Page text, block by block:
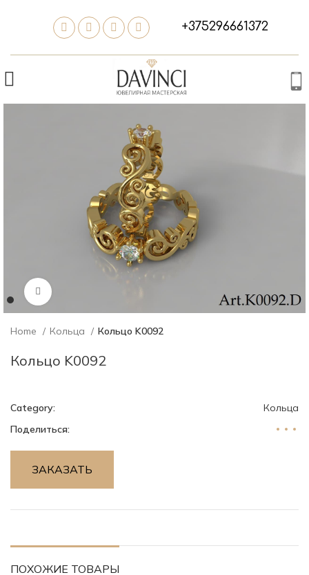
+375296661372
Нажмите, чтобы увеличить изображение
Home Кольца Кольцо K0092
Кольцо K0092
Category:
Кольца
Поделиться:
ЗАКАЗАТЬ
ПОХОЖИЕ ТОВАРЫ